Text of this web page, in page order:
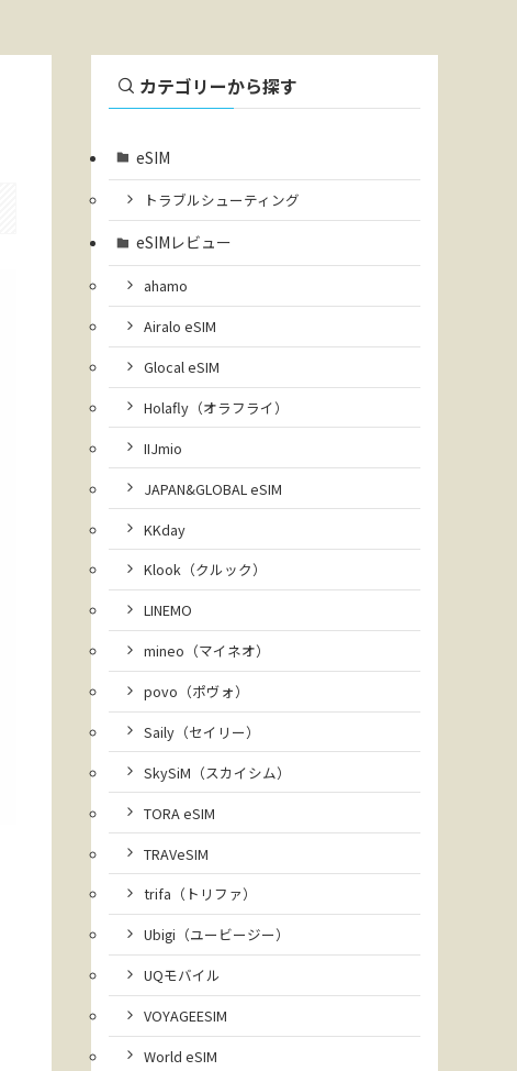
カテゴリーから探す
eSIM
トラブルシューティング
eSIMレビュー
ahamo
Airalo eSIM
Glocal eSIM
Holafly（オラフライ）
IIJmio
JAPAN&GLOBAL eSIM
KKday
Klook（クルック）
LINEMO
mineo（マイネオ）
povo（ポヴォ）
Saily（セイリー）
SkySiM（スカイシム）
TORA eSIM
TRAVeSIM
trifa（トリファ）
Ubigi（ユービージー）
UQモバイル
VOYAGEESIM
World eSIM